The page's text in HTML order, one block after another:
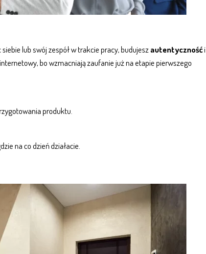
lub swój zespół w trakcie pracy, budujeszautentycznośći
, bo wzmacniają zaufanie już na etapie pierwszego
produktu.
na co dzień działacie.